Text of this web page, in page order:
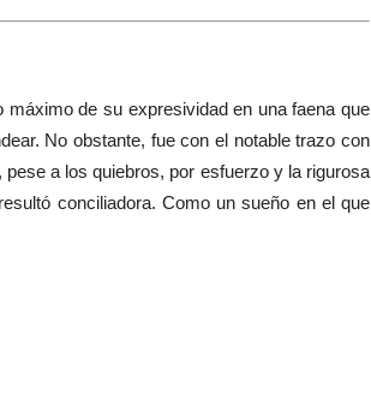
de su expresividad en una faena que
No obstante, fue con el notable trazo con
a los quiebros, por esfuerzo y la rigurosa
conciliadora. Como un sueño en el que